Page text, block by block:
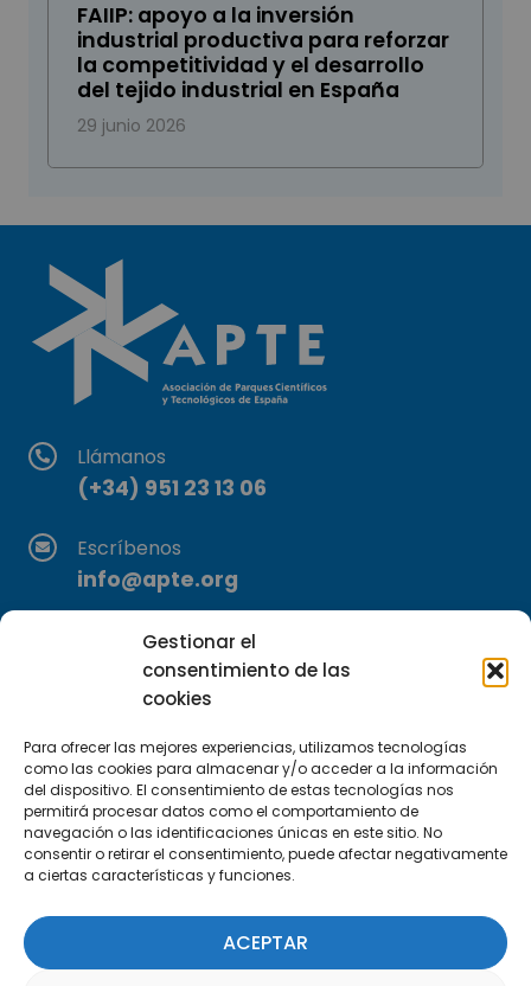
Gestionar el
consentimiento de las
cookies
Para ofrecer las mejores experiencias, utilizamos tecnologías
como las cookies para almacenar y/o acceder a la información
del dispositivo. El consentimiento de estas tecnologías nos
permitirá procesar datos como el comportamiento de
navegación o las identificaciones únicas en este sitio. No
consentir o retirar el consentimiento, puede afectar negativamente
a ciertas características y funciones.
ACEPTAR
FAIIP: apoyo a la inversión
industrial productiva para reforzar
la competitividad y el desarrollo
del tejido industrial en España
29 junio 2026
Llámanos
(+34) 951 23 13 06
Escríbenos
info@apte.org
Encuéntranos
C/Marie Curie, 35
29590 Campanillas, Málaga
SUSCRÍBETE AQUÍ